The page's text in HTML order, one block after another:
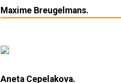
Maxime Breugelmans.
Aneta Cepelakova.